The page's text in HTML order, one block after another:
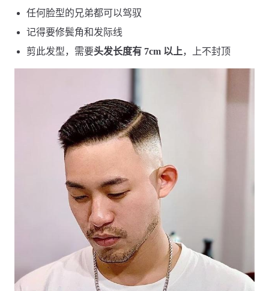
任何脸型的兄弟都可以驾驭
记得要修鬓角和发际线
剪此发型，需要头发长度有 7cm 以上，上不封顶